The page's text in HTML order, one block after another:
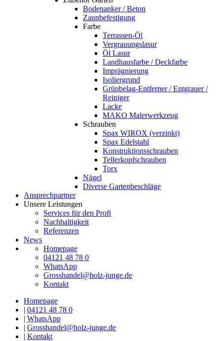
Bodenanker / Beton
Zaunbefestigung
Farbe
Terrassen-Öl
Vergrauungslasur
Öl Lasur
Landhausfarbe / Deckfarbe
Imprägnierung
Isoliergrund
Grünbelag-Entferner / Entgrauer /
Reiniger
Lacke
MAKO Malerwerkzeug
Schrauben
Spax WIROX (verzinkt)
Spax Edelstahl
Konstruktionsschrauben
Tellerkopfschrauben
Torx
Nägel
Diverse Gartenbeschläge
Ansprechpartner
Unsere Leistungen
Services für den Profi
Nachhaltigkeit
Referenzen
News
Homepage
04121 48 78 0
WhatsApp
Grosshandel@holz-junge.de
Kontakt
Homepage
| 04121 48 78 0
| WhatsApp
| Grosshandel@holz-junge.de
| Kontakt